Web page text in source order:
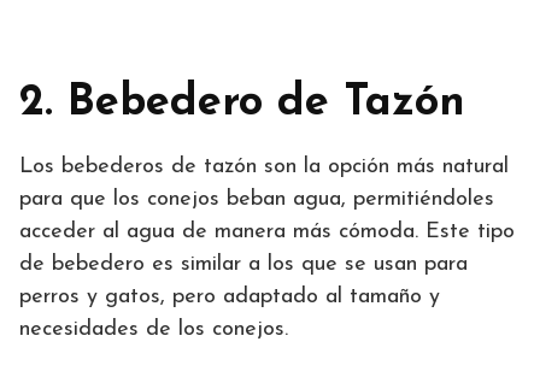
2. Bebedero de Tazón
Los bebederos de tazón son la opción más natural
para que los conejos beban agua, permitiéndoles
acceder al agua de manera más cómoda. Este tipo
de bebedero es similar a los que se usan para
perros y gatos, pero adaptado al tamaño y
necesidades de los conejos.